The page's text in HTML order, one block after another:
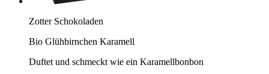
Zotter Schokoladen
Bio Glühbirnchen Karamell
Duftet und schmeckt wie ein Karamellbonbon